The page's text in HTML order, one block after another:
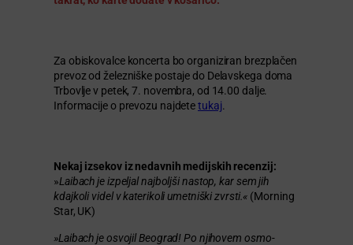
Za obiskovalce koncerta bo organiziran brezplačen
prevoz od železniške postaje do Delavskega doma
Trbovlje v petek, 7. novembra, od 14.00 dalje.
Informacije o prevozu najdetetukaj.
Nekaj izsekov iz nedavnih medijskih recenzij:
»Laibach je izpeljal najboljši nastop, kar sem jih
kdajkoli videl v katerikoli umetniški zvrsti.« (Morning
Star, UK)
»Laibach je osvojil Beograd! Po njihovem osmo­